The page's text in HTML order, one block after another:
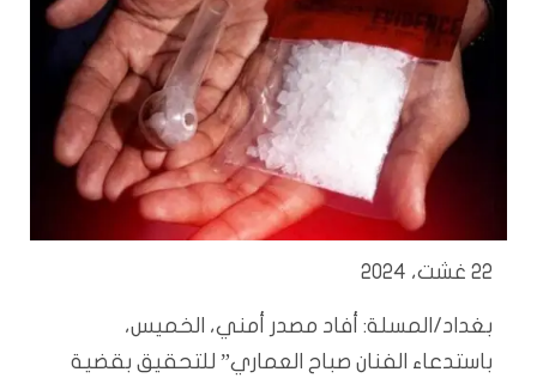
22 غشت، 2024
بغداد/المسلة: أفاد مصدر أمني، الخميس،
باستدعاء الفنان صباح العماري” للتحقيق بقضية